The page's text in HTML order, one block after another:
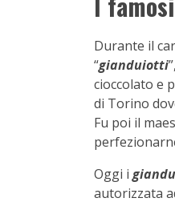
Durante il
“gianduiotti
cioccolato e
di Torino
Fu poi il
Oggi i
autorizzata